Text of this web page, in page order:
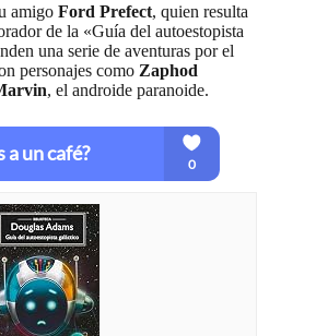
amigo Ford Prefect, quien resulta
de la «Guía del autoestopista
una serie de aventuras por el
personajes como Zaphod
, el androide paranoide.